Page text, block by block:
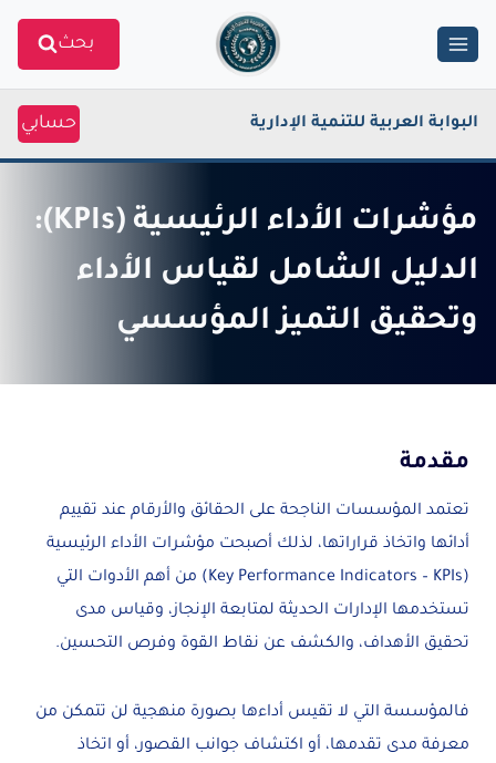
بحث
البوابة العربية للتنمية الإدارية حسابي
مؤشرات الأداء الرئيسية (KPIs):
الدليل الشامل لقياس الأداء
وتحقيق التميز المؤسسي
مقدمة
تعتمد المؤسسات الناجحة على الحقائق والأرقام عند تقييم
أدائها واتخاذ قراراتها، لذلك أصبحت مؤشرات الأداء الرئيسية
(Key Performance Indicators – KPIs) من أهم الأدوات التي
تستخدمها الإدارات الحديثة لمتابعة الإنجاز، وقياس مدى
تحقيق الأهداف، والكشف عن نقاط القوة وفرص التحسين.
فالمؤسسة التي لا تقيس أداءها بصورة منهجية لن تتمكن من
معرفة مدى تقدمها، أو اكتشاف جوانب القصور، أو اتخاذ